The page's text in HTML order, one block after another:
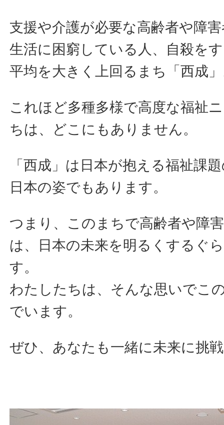
支援や介護が必要な高齢者や障
生活に困窮している人、自殺を
平均を大きく上回るまち「西成
これほど多種多様で高度な福祉
ちは、どこにもありません。
「西成」は日本が抱える福祉課
日本の姿でもあります。
つまり、このまちで高齢者や障
は、日本の未来を明るくするぐ
す。
わたしたちは、そんな思いでこ
でいます。
ぜひ、あなたも一緒に未来に挑